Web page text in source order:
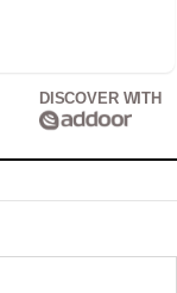
DISCOVER WITH